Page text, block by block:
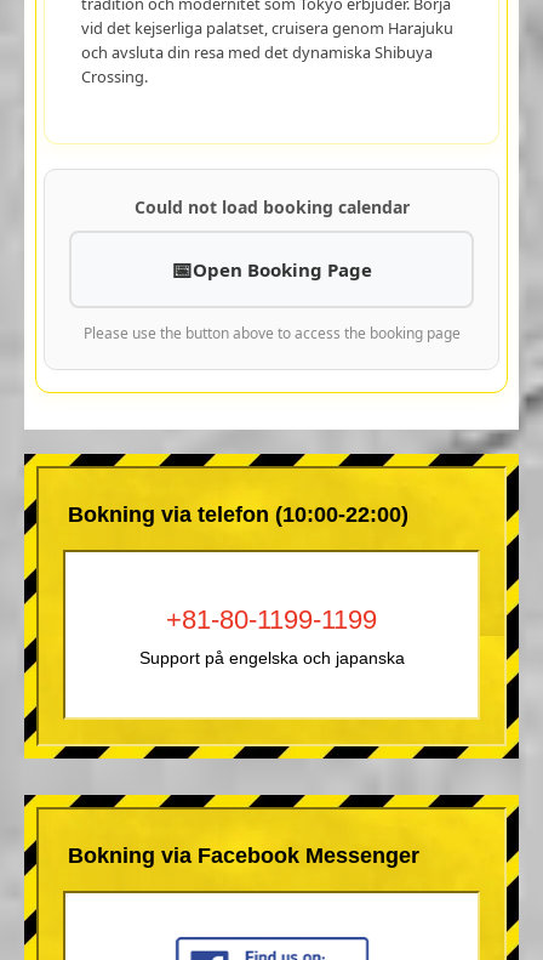
vid det kejserliga palatset, cruisera genom Harajuku
och avsluta din resa med det dynamiska Shibuya
Crossing.
Could not load booking calendar
Open Booking Page
Please use the button above to access the booking page
Bokning via telefon (10:00-22:00)
+81-80-1199-1199
Support på engelska och japanska
Bokning via Facebook Messenger